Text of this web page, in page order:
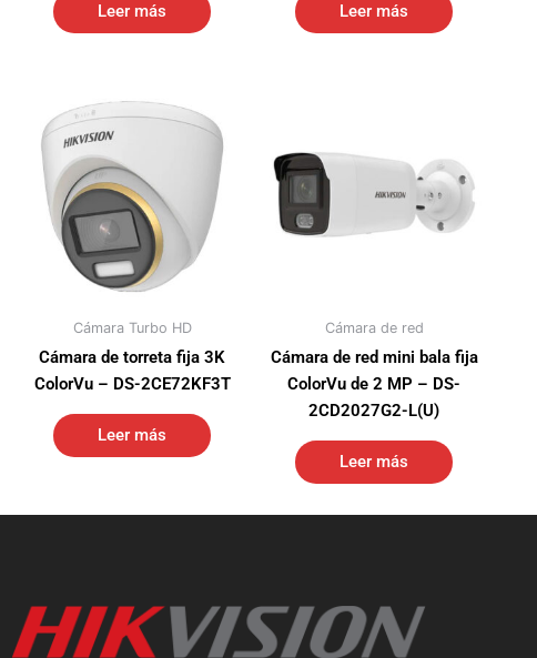
Leer más Leer más
Cámara Turbo HD
Cámara de torreta fija 3K
ColorVu – DS-2CE72KF3T
Leer más
Cámara de red
Cámara de red mini bala fija
ColorVu de 2 MP – DS-
2CD2027G2-L(U)
Leer más